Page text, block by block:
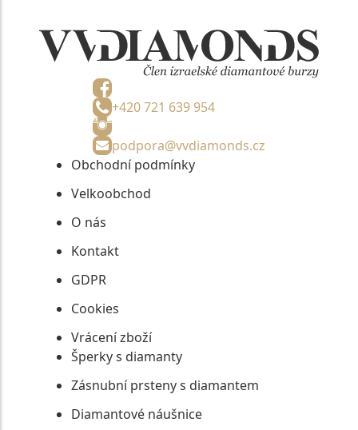
+420 721 639 954
podpora@vvdiamonds.cz
Obchodní podmínky
Velkoobchod
O nás
Kontakt
GDPR
Cookies
Vrácení zboží
Šperky s diamanty
Zásnubní prsteny s diamantem
Diamantové náušnice